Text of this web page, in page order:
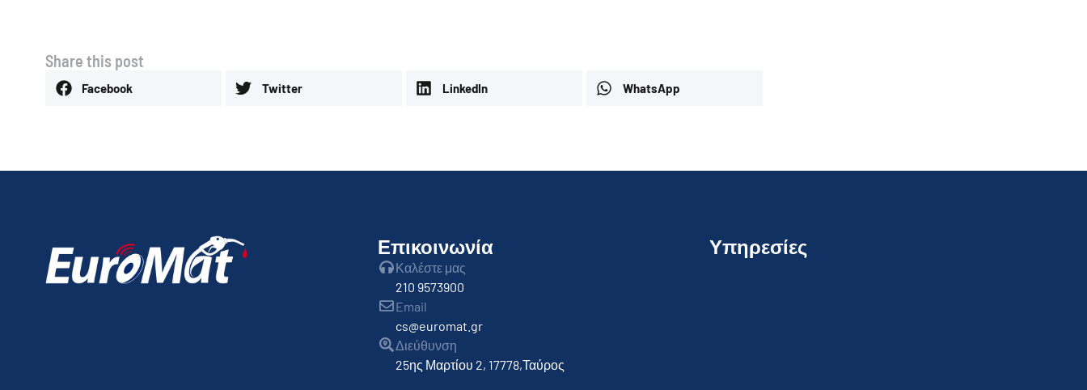
Share this post
Facebook Twitter LinkedIn WhatsApp
Επικοινωνία
Καλέστε μας
210 9573900
Email
cs@euromat.gr
Διεύθυνση
25ης Μαρτίου 2, 17778,Ταύρος
Υπηρεσίες